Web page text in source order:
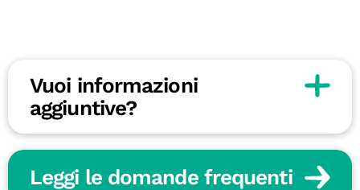
Vuoi informazioni
aggiuntive?
Leggi le domande frequenti